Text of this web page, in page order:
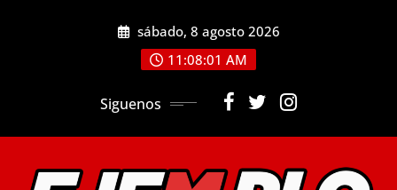
sábado, 8 agosto 2026
11:08:02 AM
Siguenos